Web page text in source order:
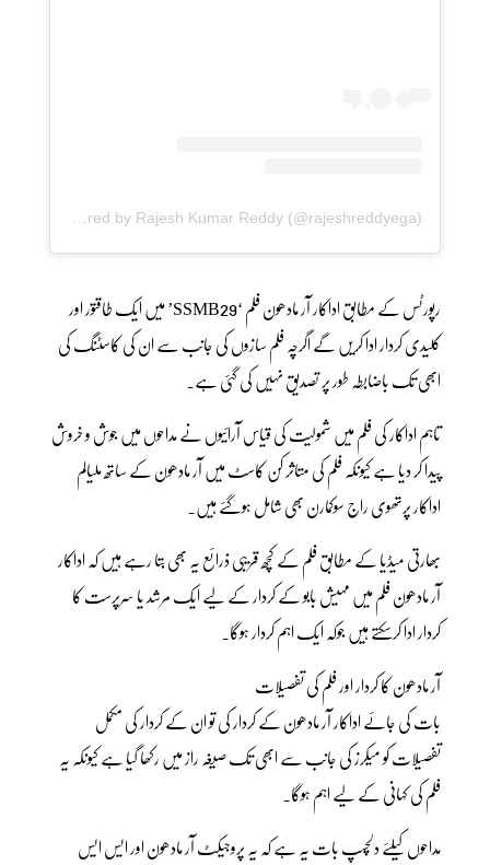
رپورٹس کے مطابق اداکار آر مادھون فلم ‘SSMB29’ میں ایک طاقتور اور
کلیدی کردار ادا کریں گے اگرچہ فلم سازوں کی جانب سے ان کی کاسٹنگ کی
ابھی تک باضابطہ طور پر تصدیق نہیں کی گئی ہے۔
تاہم اداکار کی فلم میں شمولیت کی قیاس آرائیوں نے مداحوں میں جوش و خروش
پیدا کر دیا ہے کیونکہ فلم کی متاثر کن کاسٹ میں آر مادھون کے ساتھ ملیالم
اداکار پرتھوی راج سوکمارن بھی شامل ہوگئے ہیں۔
بھارتی میڈیا کے مطابق فلم کے کچھ قریبی ذرائع یہ بھی بتا رہے ہیں کہ اداکار
آر مادھون فلم میں مہیش بابو کے کردار کے لیے ایک مرشد یا سرپرست کا
کردار ادا کرسکتے ہیں جوکہ ایک اہم کردار ہوگا۔
آر مادھون کا کردار اور فلم کی تفصیلات
بات کی جائے اداکار آر مادھون کے کردار کی تو ان کے کردار کی مکمل
تفصیلات کو میکرز کی جانب سے ابھی تک صیغہ راز میں رکھا گیا ہے کیونکہ یہ
فلم کی کہانی کے لیے اہم ہوگا۔
مداحوں کیلئے دلچسپ بات یہ ہے کہ یہ پروجیکٹ آر مادھون اور ایس ایس